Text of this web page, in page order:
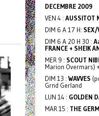
DECEMBRE 2009
VEN 4 : AUSSITOT
DIM 6 A 17 H: SEX/
DIM 6 A 20 H 30 :
FRANCE + SHEIK
MER 9 : SCOUT
Marion Overmars)
DIM 13 : WAVVES
Grnd Gerland
LUN 14 : GOLDEN
MAR 15 : THE